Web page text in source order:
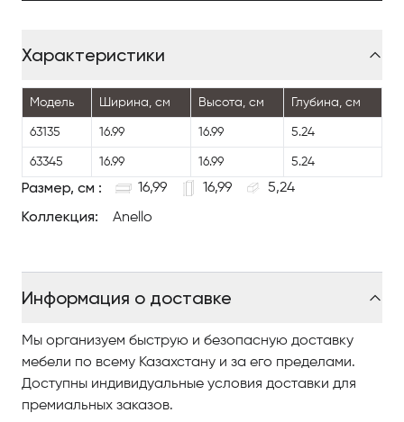
Характеристики
Модель Ширина, см Высота, см Глубина, см
63135 16.99 16.99 5.24
63345 16.99 16.99 5.24
Размер, см : 16,99 16,99 5,24
Коллекция: Anello
Информация о доставке
Мы организуем быструю и безопасную доставку
мебели по всему Казахстану и за его пределами.
Доступны индивидуальные условия доставки для
премиальных заказов.